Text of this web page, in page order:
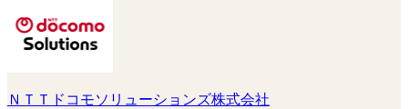
ＮＴＴドコモソリューションズ株式会社